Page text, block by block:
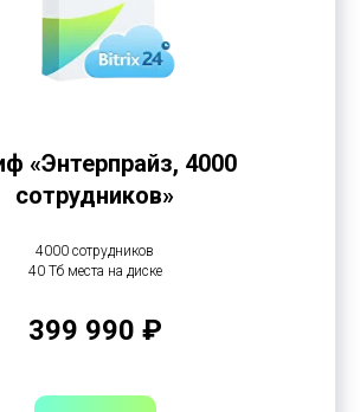
«Энтерпрайз, 4000
сотрудников»
4000 сотрудников
40 Тб места на диске
399 990 ₽